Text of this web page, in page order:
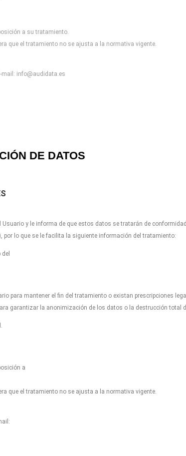
a su tratamiento.
que eltratamiento no se ajusta a la normativa vigente.
mail: info@audidata.es
DE DATOS
y le informa de que estos datos se tratarán de
por lo que se le facilita la siguiente información del tratamiento:
para mantener el fin del tratamiento o existan prescripciones
garantizar la anonimización de los datos o la destrucción total
a
que el tratamiento no se ajusta a la normativa vigente.